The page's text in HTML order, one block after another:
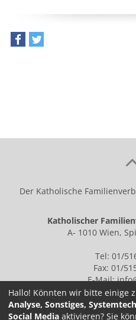
Der Katholische
Katholischer
A- 1010 Wien,
Tel: 01/
Fax: 01/
E-Mail:
Hallo! Könnten wir bitte einige
Analyse, Sonstiges,
Social Media aktivieren? Sie